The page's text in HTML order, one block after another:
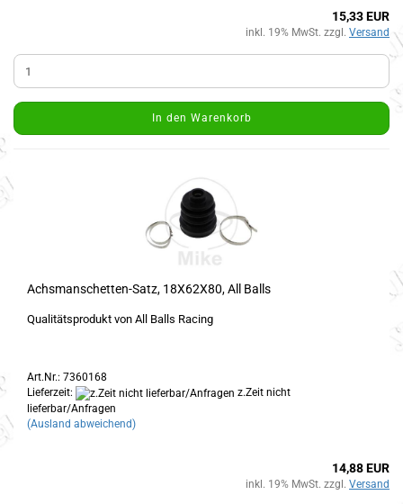
15,33 EUR
inkl. 19% MwSt. zzgl. Versand
In den Warenkorb
Achsmanschetten-Satz, 18X62X80, All Balls
Qualitätsprodukt von All Balls Racing
Art.Nr.: 7360168
Lieferzeit:
z.Zeit nicht
lieferbar/Anfragen
(Ausland abweichend)
14,88 EUR
inkl. 19% MwSt. zzgl. Versand